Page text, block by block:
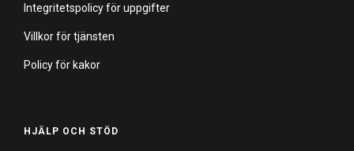
Integritetspolicy för uppgifter
Villkor för tjänsten
Policy för kakor
HJÄLP OCH STÖD